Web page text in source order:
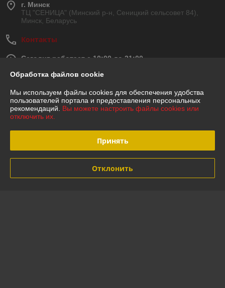
г. Минск
ТЦ "СЕНИЦА" (Минский р-н, Сеницкий сельсовет 84),
Минск, Беларусь
Контакты
Сегодня работает с 10:00 до 21:00
Отзывы о магазине
28 отзывов за всё время
09.07.2026
Виктор
Обработка файлов cookie
Мы используем файлы cookies для обеспечения удобства
пользователей портала и предоставления персональных
рекомендаций. Вы можете настроить файлы cookies или
отключить их.
Принять
Отклонить